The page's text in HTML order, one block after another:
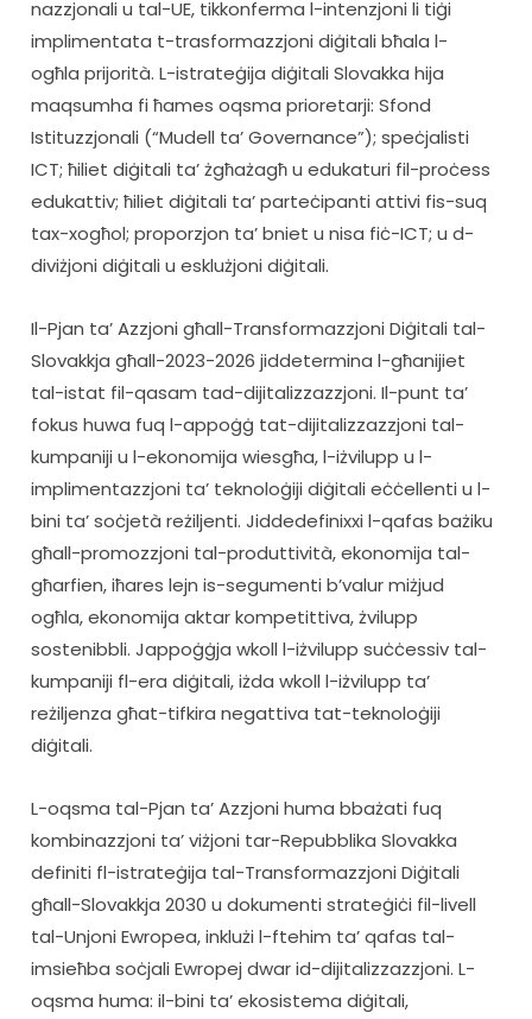
nazzjonali u tal-UE, tikkonferma l-intenzjoni li tiġi
implimentata t-trasformazzjoni diġitali bħala l-
ogħla prijorità. L-istrateġija diġitali Slovakka hija
maqsumha fi ħames oqsma prioretarji: Sfond
Istituzzjonali (“Mudell ta’ Governance”); speċjalisti
ICT; ħiliet diġitali ta’ żgħażagħ u edukaturi fil-proċess
edukattiv; ħiliet diġitali ta’ parteċipanti attivi fis-suq
tax-xogħol; proporzjon ta’ bniet u nisa fiċ-ICT; u d-
diviżjoni diġitali u esklużjoni diġitali.
Il-Pjan ta’ Azzjoni għall-Transformazzjoni Diġitali tal-
Slovakkja għall-2023-2026 jiddetermina l-għanijiet
tal-istat fil-qasam tad-dijitalizzazzjoni. Il-punt ta’
fokus huwa fuq l-appoġġ tat-dijitalizzazzjoni tal-
kumpaniji u l-ekonomija wiesgħa, l-iżvilupp u l-
implimentazzjoni ta’ teknoloġiji diġitali eċċellenti u l-
bini ta’ soċjetà reżiljenti. Jiddedefinixxi l-qafas bażiku
għall-promozzjoni tal-produttività, ekonomija tal-
għarfien, iħares lejn is-segumenti b’valur miżjud
ogħla, ekonomija aktar kompetittiva, żvilupp
sostenibbli. Jappoġġja wkoll l-iżvilupp suċċessiv tal-
kumpaniji fl-era diġitali, iżda wkoll l-iżvilupp ta’
reżiljenza għat-tifkira negattiva tat-teknoloġiji
diġitali.
L-oqsma tal-Pjan ta’ Azzjoni huma bbażati fuq
kombinazzjoni ta’ viżjoni tar-Repubblika Slovakka
definiti fl-istrateġija tal-Transformazzjoni Diġitali
għall-Slovakkja 2030 u dokumenti strateġiċi fil-livell
tal-Unjoni Ewropea, inklużi l-ftehim ta’ qafas tal-
imsieħba soċjali Ewropej dwar id-dijitalizzazzjoni. L-
oqsma huma: il-bini ta’ ekosistema diġitali,